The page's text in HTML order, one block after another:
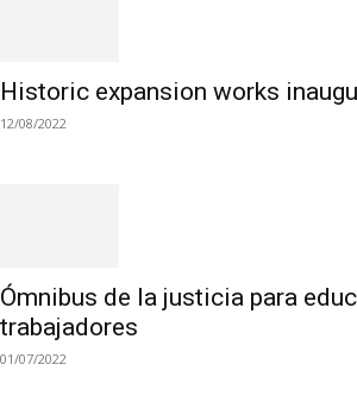
Historic expansion works
12/08/2022
Ómnibus de la justicia para
trabajadores
01/07/2022